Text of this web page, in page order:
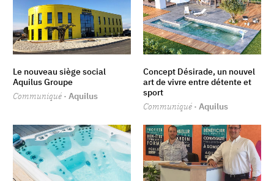
Le nouveau siège social
Aquilus Groupe
Communiqué · Aquilus
Concept Désirade, un nouvel
art de vivre entre détente et
sport
Communiqué · Aquilus